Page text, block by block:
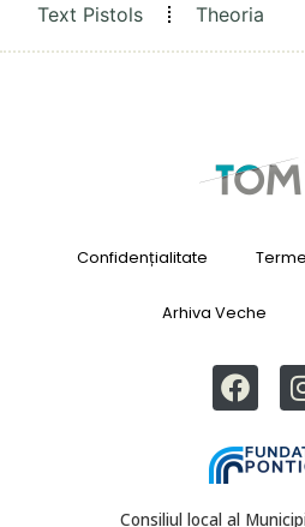
Text Pistols
Theoria
Confidențialitate
Arhiva Veche
Consiliul local al